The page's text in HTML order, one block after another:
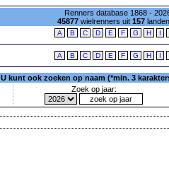
Renners database 1868 -
45877wielrenners uit 157
A B C D E F G H I
A B C D E F G H I
U kunt ook zoeken op naam (*min. 3
Zoek op jaar: